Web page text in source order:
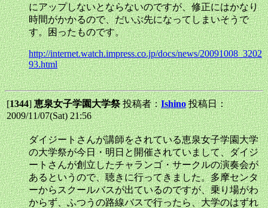
にアップしないとならないのですが、修正にはかなり
時間がかかるので、だいぶ先になってしまいそうで
す。困ったものです。
http://internet.watch.impress.co.jp/docs/news/20091008_3202
93.html
[1344]恵泉女子学園大学祭投稿者：Ishino 投稿日：
2009/11/07(Sat) 21:56
ダイジートさんが講師をされている恵泉女子学園大学
の大学祭が今日・明日と開催されていまして、ダイジ
ートさんが創立したチャランゴ・サークルの演奏会が
あるというので、聴きに行ってきました。多摩センタ
ーからスクールバスが出ているのですが、乗り場がわ
からず、ふつうの路線バスで行ったら、大学のはずれ